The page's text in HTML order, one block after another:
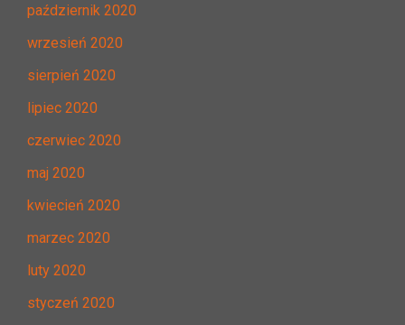
październik 2020
wrzesień 2020
sierpień 2020
lipiec 2020
czerwiec 2020
maj 2020
kwiecień 2020
marzec 2020
luty 2020
styczeń 2020